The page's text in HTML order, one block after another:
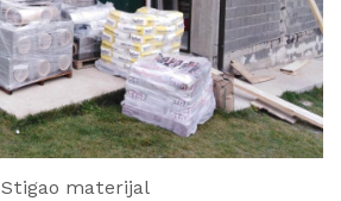
Stigao materijal